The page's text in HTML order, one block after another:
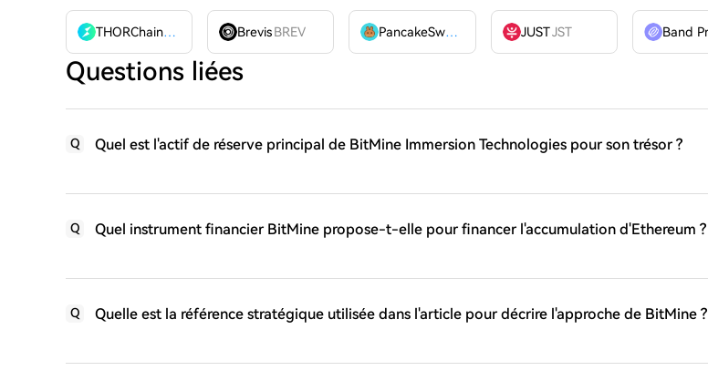
THORChain
RUNE BrevisBREV PancakeSwap JUSTJST
Questions liées
Q Quel est l'actif de réserve principal de BitMine Immersion Technologies pour son trésor ?
Q Quel instrument financier BitMine propose-t-elle pour financer l'accumulation d'Ethereum ?
Q Quelle est la référence stratégique utilisée dans l'article pour décrire l'approche de BitMine ?